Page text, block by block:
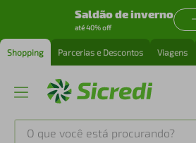
Saldão de inverno
até 40% off
Shopping Parcerias e Descontos Viagens
O que você está procurando?